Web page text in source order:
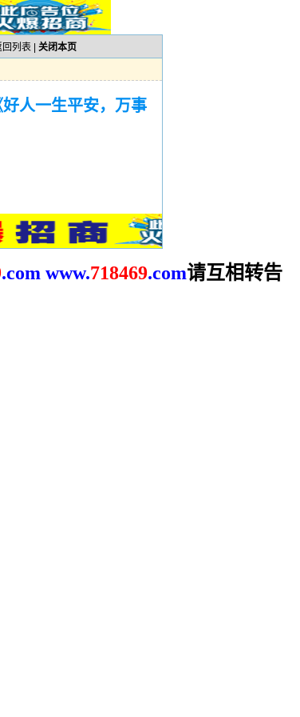
回列表 关闭本页
人一生平安，万事
.com www.718469.com请互相转告